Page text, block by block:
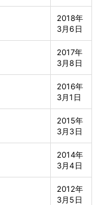
2018年
3月6日
2017年
3月8日
2016年
3月1日
2015年
3月3日
2014年
3月4日
2012年
3月5日